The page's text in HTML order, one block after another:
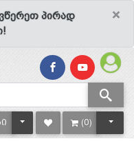
×
პირად
TOGGLE DROPDOWN
(0)